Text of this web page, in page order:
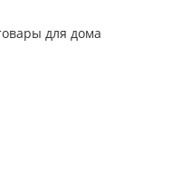
для дома